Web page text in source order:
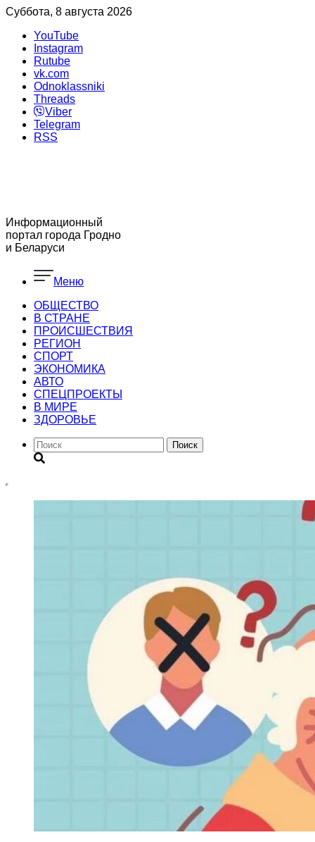
Суббота, 8 августа 2026
YouTube
Instagram
Rutube
vk.com
Odnoklassniki
Threads
Viber
Telegram
RSS
Информационный
портал города Гродно
и Беларуси
Меню
ОБЩЕСТВО
В СТРАНЕ
ПРОИСШЕСТВИЯ
РЕГИОН
CПОРТ
ЭКОНОМИКА
АВТО
СПЕЦПРОЕКТЫ
В МИРЕ
ЗДОРОВЬЕ
Поиск